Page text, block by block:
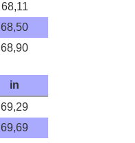
68,11
68,50
68,90
in
69,29
69,69